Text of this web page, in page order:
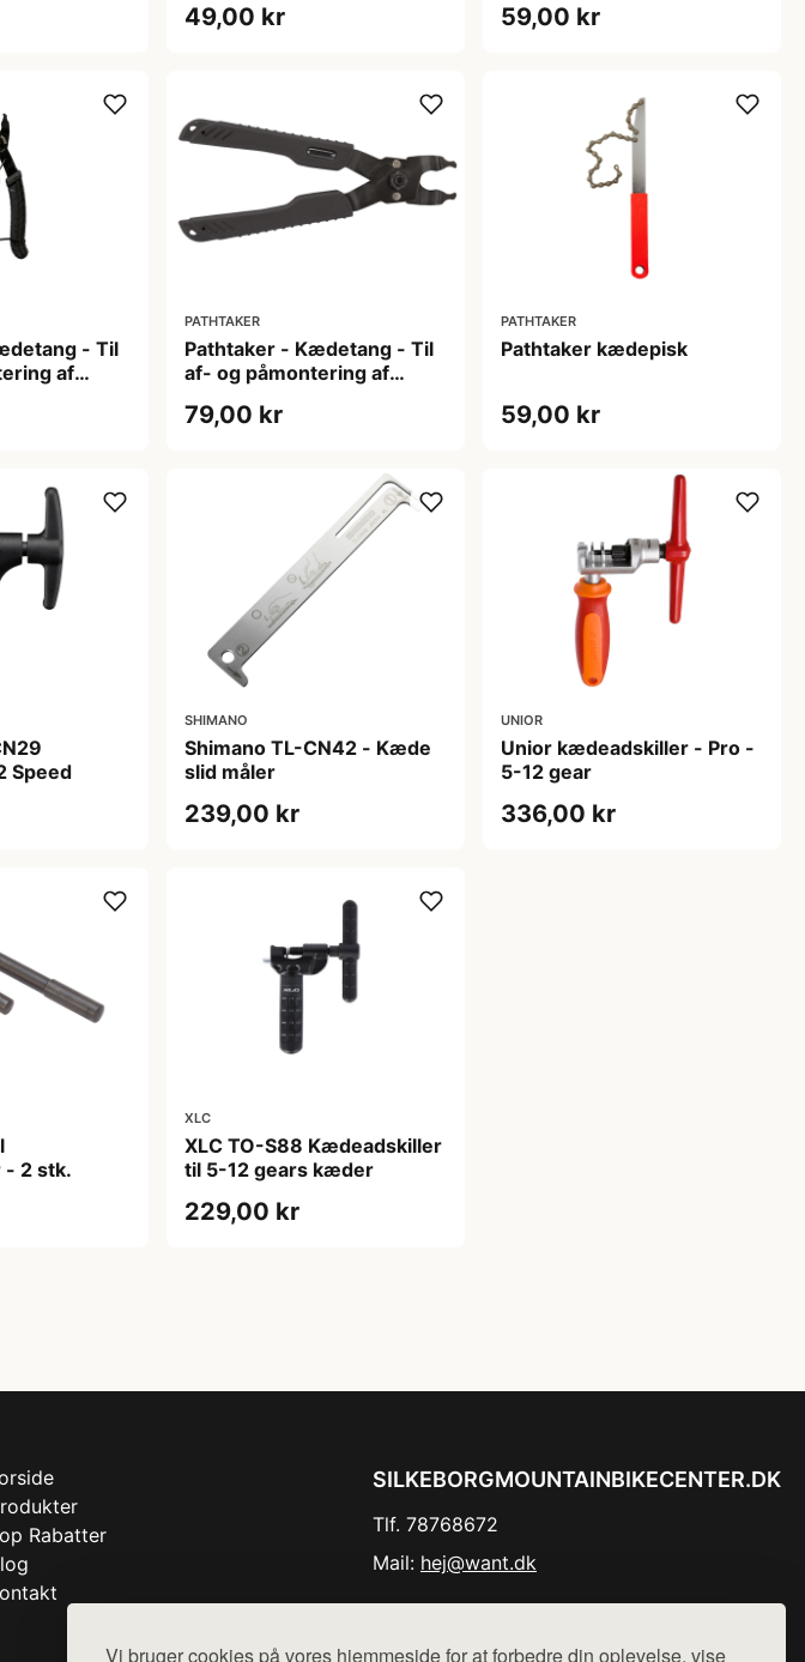
Vi bruger cookies på vores hjemmeside for at forbedre din oplevelse, vise
49,00 kr 59,00 kr
- Til
af
PATHTAKER
Pathtaker - Kædetang - Til
af- og påmontering af
79,00 kr
PATHTAKER
Pathtaker kædepisk
59,00 kr
Speed
SHIMANO
Shimano TL-CN42 - Kæde
slid måler
239,00 kr
UNIOR
Unior kædeadskiller - Pro -
5-12 gear
336,00 kr
2 stk.
XLC
XLC TO-S88 Kædeadskiller
til 5-12 gears kæder
229,00 kr
Rabatter
SILKEBORGMOUNTAINBIKECENTER.DK
Tlf. 78768672
Mail: hej@want.dk